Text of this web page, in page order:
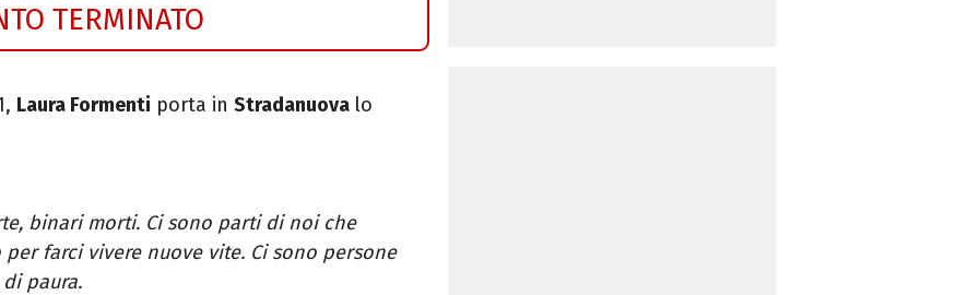
TERMINATO
Laura Formenti porta in Stradanuova lo
binari morti. Ci sono parti di noi che
farci vivere nuove vite. Ci sono persone
paura.